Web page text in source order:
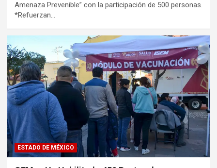
Amenaza Prevenible” con la participación de 500 personas.
*Refuerzan…
ESTADO DE MÉXICO